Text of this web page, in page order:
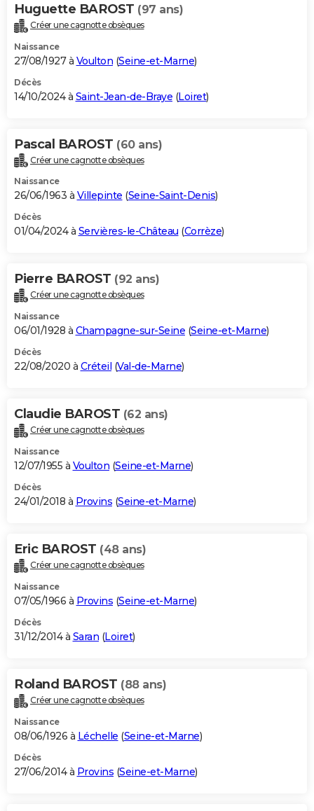
Huguette BAROST (97 ans)
Créer une cagnotte obsèques
Naissance
27/08/1927 à Voulton (Seine-et-Marne)
Décès
14/10/2024 à Saint-Jean-de-Braye (Loiret)
Pascal BAROST (60 ans)
Créer une cagnotte obsèques
Naissance
26/06/1963 à Villepinte (Seine-Saint-Denis)
Décès
01/04/2024 à Servières-le-Château (Corrèze)
Pierre BAROST (92 ans)
Créer une cagnotte obsèques
Naissance
06/01/1928 à Champagne-sur-Seine (Seine-et-Marne)
Décès
22/08/2020 à Créteil (Val-de-Marne)
Claudie BAROST (62 ans)
Créer une cagnotte obsèques
Naissance
12/07/1955 à Voulton (Seine-et-Marne)
Décès
24/01/2018 à Provins (Seine-et-Marne)
Eric BAROST (48 ans)
Créer une cagnotte obsèques
Naissance
07/05/1966 à Provins (Seine-et-Marne)
Décès
31/12/2014 à Saran (Loiret)
Roland BAROST (88 ans)
Créer une cagnotte obsèques
Naissance
08/06/1926 à Léchelle (Seine-et-Marne)
Décès
27/06/2014 à Provins (Seine-et-Marne)